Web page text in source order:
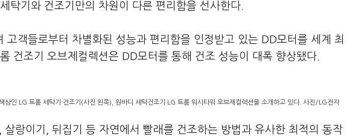
탁기와 건조기만의 차원이 다른 편리함을 선사한다.
고객들로부터 차별화된 성능과 편리함을 인정받고 있는 DD모터를 세계 최
건조기 오브제컬렉션은 DD모터를 통해 건조 성능이 대폭 향상됐다.
상인 LG 트롬 세탁기·건조기(사진 왼쪽), 원바디 세탁건조기 LG 트롬 워시타워 오브제컬렉션을 소개하고 있다. 사진/LG전자
랑이기, 뒤집기 등 자연에서 빨래를 건조하는 방법과 유사한 최적의 동작